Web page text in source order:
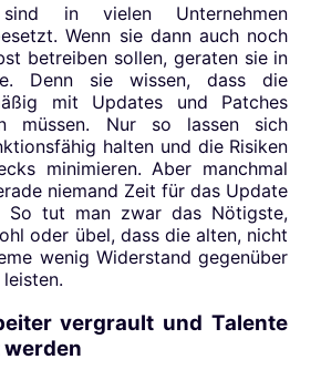
sind in vielen Unternehmen
Wenn sie dann auch noch
betreiben sollen, geraten sie in
Denn sie wissen, dass die
mit Updates und Patches
müssen. Nur so lassen sich
halten und die Risiken
minimieren. Aber manchmal
niemand Zeit für das Update
So tut man zwar das Nötigste,
oder übel, dass die alten, nicht
wenig Widerstand gegenüber
vergrault und Talente